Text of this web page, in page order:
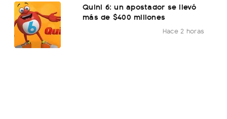
Quini 6: un apostador se llevó
más de $400 millones
Hace 2 horas